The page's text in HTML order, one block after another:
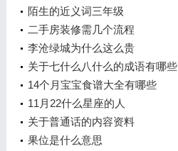
陌生的近义词三年级
二手房装修需几个流程
李沧绿城为什么这么贵
关于七什么八什么的成语有哪些
14个月宝宝食谱大全有哪些
11月22什么星座的人
关于普通话的内容资料
果位是什么意思